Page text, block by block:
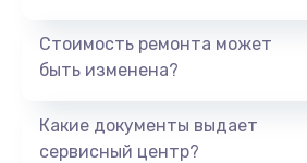
Заказать
Стоимость ремонта может
быть изменена?
Какие документы выдает
сервисный центр?